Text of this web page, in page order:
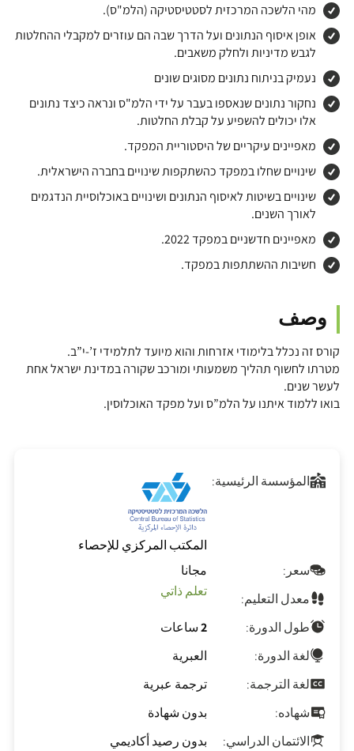
מהי הלשכה המרכזית לסטטיסטיקה (הלמ"ס).
אופן איסוף הנתונים ועל הדרך שבה הם עוזרים למקבלי ההחלטות
לגבש מדיניות ולחלק משאבים.
נעמיק בניתוח נתונים מסוגים שונים
נחקור נתונים שנאספו בעבר על ידי הלמ"ס ונראה כיצד נתונים
אלו יכולים להשפיע על קבלת החלטות.
מאפיינים עיקריים של היסטוריית המפקד.
שינויים שחלו במפקד כהשתקפות שינויים בחברה הישראלית.
שינויים בשיטות לאיסוף הנתונים ושינויים באוכלוסיית הנדגמים
לאורך השנים.
מאפיינים חדשניים במפקד 2022.
חשיבות ההשתתפות במפקד.
وصف
קורס זה נכלל בלימודי אזרחות והוא מיועד לתלמידי ז’-י”ב.
מטרתו לחשוף תהליך משמעותי ומורכב שקורה במדינת ישראל אחת
לעשר שנים.
בואו ללמוד איתנו על הלמ”ס ועל מפקד האוכלוסין.
المؤسسة الرئيسية:
المكتب المركزي للإحصاء
سعر:
مجانا
معدل التعليم:
تعلم ذاتي
طول الدورة:
2 ساعات
لغة الدورة:
العبرية
لغة الترجمة:
ترجمة عبرية
شهاده:
بدون شهادة
الائتمان الدراسي:
بدون رصيد أكاديمي